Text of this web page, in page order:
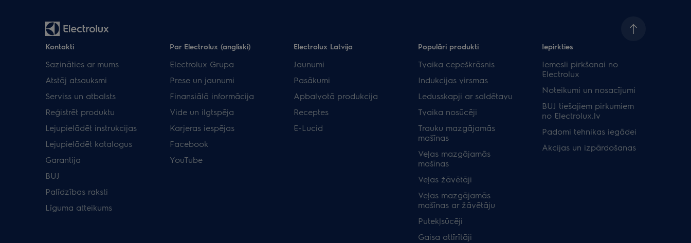
Kontakti
Sazināties ar mums
Atstāj atsauksmi
Serviss un atbalsts
Reģistrēt produktu
Lejupielādēt instrukcijas
Lejupielādēt katalogus
Garantija
BUJ
Palīdzības raksti
Līguma atteikums
Par Electrolux (angliski)
Electrolux Grupa
Prese un jaunumi
Finansiālā informācija
Vide un ilgtspēja
Karjeras iespējas
Facebook
YouTube
Electrolux Latvija
Jaunumi
Pasākumi
Apbalvotā produkcija
Receptes
E-Lucid
Populāri produkti
Tvaika cepeškrāsnis
Indukcijas virsmas
Ledusskapji ar saldētavu
Tvaika nosūcēji
Trauku mazgājamās
mašīnas
Veļas mazgājamās
mašīnas
Veļas žāvētāji
Veļas mazgājamās
mašīnas ar žāvētāju
Putekļsūcēji
Gaisa attīrītāji
Iepirkties
Iemesli pirkšanai no
Electrolux
Noteikumi un nosacījumi
BUJ tiešajiem pirkumiem
no Electrolux.lv
Padomi tehnikas iegādei
Akcijas un izpārdošanas